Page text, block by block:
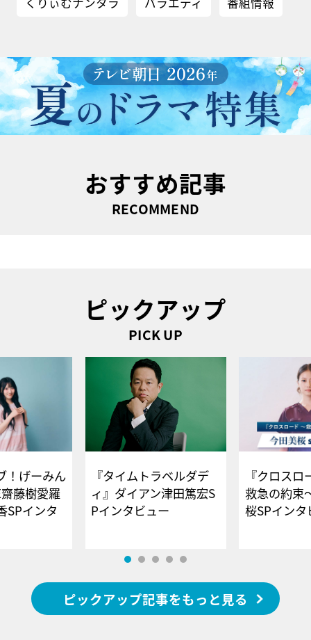
おすすめ記事
RECOMMEND
ピックアップ
PICK UP
！げーみん
藤樹愛羅
SPインタ
『タイムトラベルダデ
ィ』ダイアン津田篤宏S
Pインタビュー
『クロス
救急の約束
桜SPイ
ピックアップ記事をもっと見る